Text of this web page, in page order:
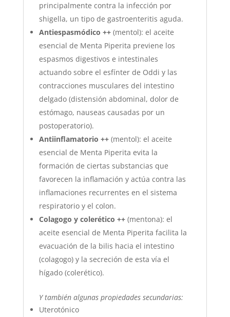
principalmente contra la infección por
shigella, un tipo de gastroenteritis aguda.
Antiespasmódico ++(mentol): el aceite
esencial de Menta Piperita previene los
espasmos digestivos e intestinales
actuando sobre el esfínter de Oddi y las
contracciones musculares del intestino
delgado (distensión abdominal, dolor de
estómago, nauseas causadas por un
postoperatorio).
Antiinflamatorio ++(mentol): el aceite
esencial de Menta Piperita evita la
formación de ciertas substancias que
favorecen la inflamación y actúa contra las
inflamaciones recurrentes en el sistema
respiratorio y el colon.
Colagogo y colerético ++ (mentona): el
aceite esencial de Menta Piperita facilita la
evacuación de la bilis hacia el intestino
(colagogo) y la secreción de esta vía el
hígado (colerético).
Y también algunas propiedades secundarias:
Uterotónico